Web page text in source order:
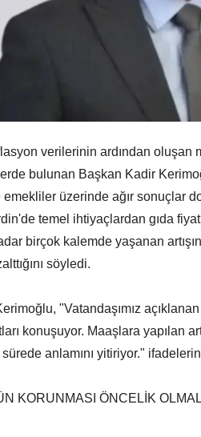
verilerinin ardından oluşan
bulunan Başkan Kadir
üzerinde ağır sonuçlar
temel ihtiyaçlardan gıda
birçok kalemde yaşanan
söyledi.
"Vatandaşımız açıklanan
konuşuyor. Maaşlara yapılan
sürede anlamını yitiriyor."
KORUNMASI ÖNCELİK